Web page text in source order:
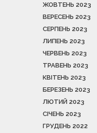
ЖОВТЕНЬ 2023
ВЕРЕСЕНЬ 2023
СЕРПЕНЬ 2023
ЛИПЕНЬ 2023
ЧЕРВЕНЬ 2023
ТРАВЕНЬ 2023
КВІТЕНЬ 2023
БЕРЕЗЕНЬ 2023
ЛЮТИЙ 2023
СІЧЕНЬ 2023
ГРУДЕНЬ 2022